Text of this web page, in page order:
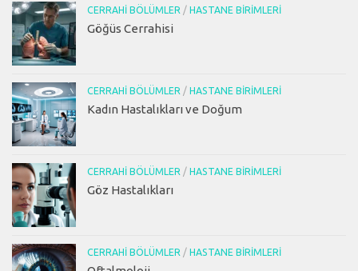
CERRAHI BÖLÜMLER / HASTANE BIRIMLERI
Göğüs Cerrahisi
CERRAHI BÖLÜMLER / HASTANE BIRIMLERI
Kadın Hastalıkları ve Doğum
CERRAHI BÖLÜMLER / HASTANE BIRIMLERI
Göz Hastalıkları
CERRAHI BÖLÜMLER / HASTANE BIRIMLERI